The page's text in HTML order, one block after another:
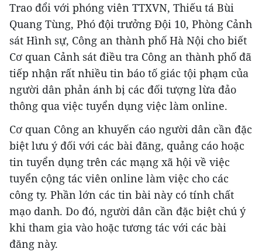
Trao đổi với phóng viên TTXVN, Thiếu tá Bùi
Quang Tùng, Phó đội trưởng Đội 10, Phòng Cảnh
sát Hình sự, Công an thành phố Hà Nội cho biết
Cơ quan Cảnh sát điều tra Công an thành phố đã
tiếp nhận rất nhiều tin báo tố giác tội phạm của
người dân phản ánh bị các đối tượng lừa đảo
thông qua việc tuyển dụng việc làm online.
Cơ quan Công an khuyến cáo người dân cần đặc
biệt lưu ý đối với các bài đăng, quảng cáo hoặc
tin tuyển dụng trên các mạng xã hội về việc
tuyển cộng tác viên online làm việc cho các
công ty. Phần lớn các tin bài này có tính chất
mạo danh. Do đó, người dân cần đặc biệt chú ý
khi tham gia vào hoặc tương tác với các bài
đăng này.